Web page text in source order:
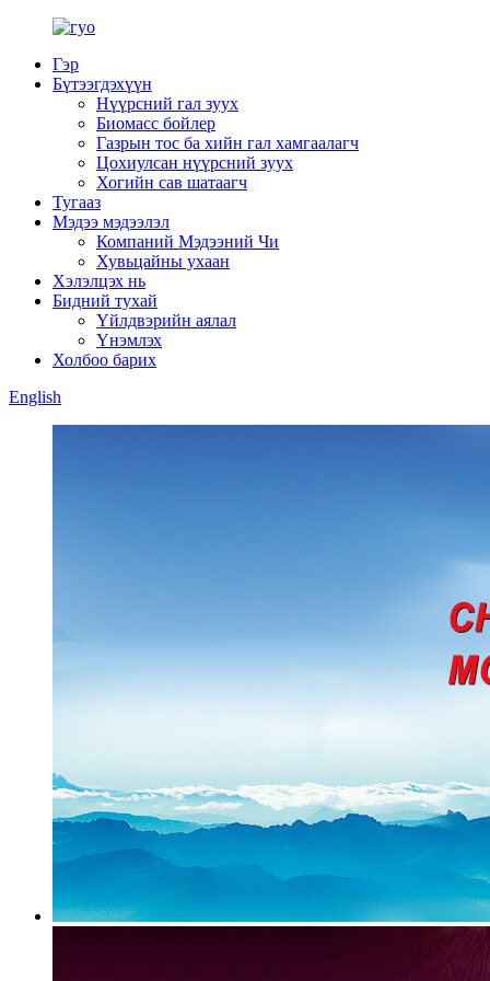
Гэр
Бүтээгдэхүүн
Нүүрсний гал зуух
Биомасс бойлер
Газрын тос ба хийн гал хамгаалагч
Цохиулсан нүүрсний зуух
Хогийн сав шатаагч
Тугааз
Мэдээ мэдээлэл
Компаний Мэдээний Чи
Хувьцайны ухаан
Хэлэлцэх нь
Бидний тухай
Үйлдвэрийн аялал
Үнэмлэх
Холбоо барих
English